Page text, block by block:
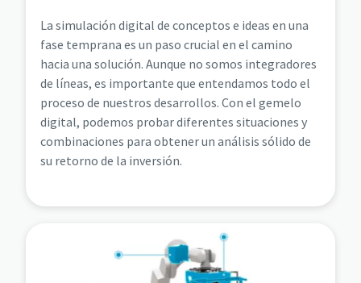
La simulación digital de conceptos e ideas en una
fase temprana es un paso crucial en el camino
hacia una solución. Aunque no somos integradores
de líneas, es importante que entendamos todo el
proceso de nuestros desarrollos. Con el gemelo
digital, podemos probar diferentes situaciones y
combinaciones para obtener un análisis sólido de
su retorno de la inversión.